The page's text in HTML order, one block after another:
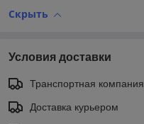
Скрыть
Условия доставки
Транспортная компания
Доставка курьером